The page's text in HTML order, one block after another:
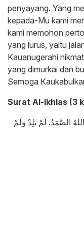
penyayang. Yang
kepada-Mu kami
kami memohon
yang lurus, yaitu
Kauanugerahi
yang dimurkai dan
Semoga
Surat Al-Ikhlas (3
الصَّمَدُ. لَمْ يَلِدْ وَلَمْ